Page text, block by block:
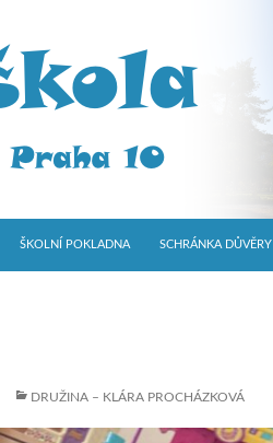
ŠKOLNÍ POKLADNA SCHRÁNKA DŮVĚRY
DRUŽINA – KLÁRA PROCHÁZKOVÁ